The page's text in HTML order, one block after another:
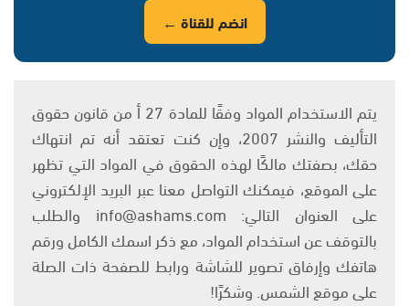
انضم للقناة ←
يتم الاستخدام المواد وفقًا للمادة 27 أ من قانون حقوق
التأليف والنشر 2007، وإن كنت تعتقد أنه تم انتهاك
حقك، بصفتك مالكًا لهذه الحقوق في المواد التي تظهر
على الموقع، فيمكنك التواصل معنا عبر البريد الإلكتروني
على العنوان التالي: info@ashams.com والطلب
بالتوقف عن استخدام المواد، مع ذكر اسمك الكامل ورقم
هاتفك وإرفاق تصوير للشاشة ورابط للصفحة ذات الصلة
على موقع الشمس. وشكرًا!